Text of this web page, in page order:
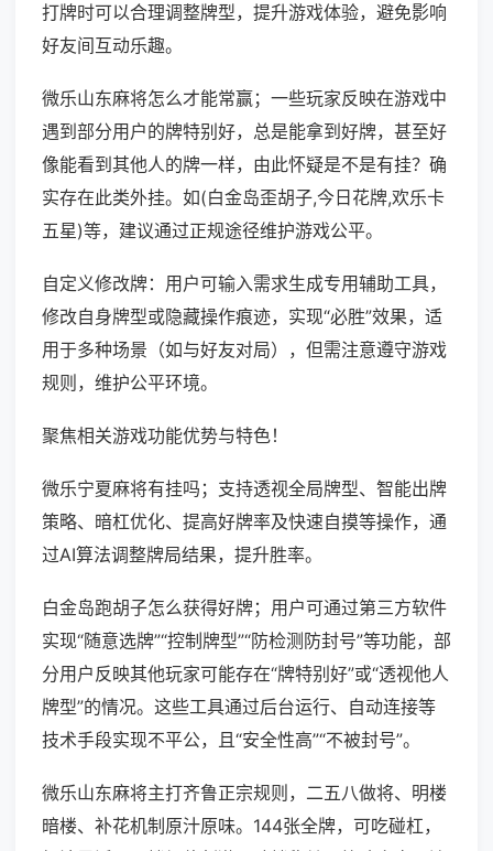
打牌时可以合理调整牌型，提升游戏体验，避免影响
好友间互动乐趣。
微乐山东麻将怎么才能常赢；一些玩家反映在游戏中
遇到部分用户的牌特别好，总是能拿到好牌，甚至好
像能看到其他人的牌一样，由此怀疑是不是有挂？确
实存在此类外挂。如(白金岛歪胡子,今日花牌,欢乐卡
五星)等，建议通过正规途径维护游戏公平。
自定义修改牌：用户可输入需求生成专用辅助工具，
修改自身牌型或隐藏操作痕迹，实现“必胜”效果，适
用于多种场景（如与好友对局），但需注意遵守游戏
规则，维护公平环境。
聚焦相关游戏功能优势与特色！
微乐宁夏麻将有挂吗；支持透视全局牌型、智能出牌
策略、暗杠优化、提高好牌率及快速自摸等操作，通
过AI算法调整牌局结果，提升胜率。
白金岛跑胡子怎么获得好牌；用户可通过第三方软件
实现“随意选牌”“控制牌型”“防检测防封号”等功能，部
分用户反映其他玩家可能存在“牌特别好”或“透视他人
牌型”的情况。这些工具通过后台运行、自动连接等
技术手段实现不平公，且“安全性高”“不被封号”。
微乐山东麻将主打齐鲁正宗规则，二五八做将、明楼
暗楼、补花机制原汁原味。144张全牌，可吃碰杠，